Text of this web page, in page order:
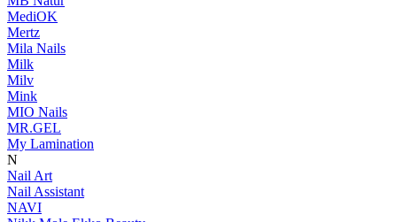
MediOK
Mertz
Mila Nails
Milk
Milv
Mink
MIO Nails
MR.GEL
My Lamination
N
Nail Art
Nail Assistant
NAVI